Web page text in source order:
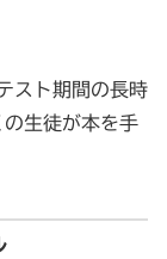
スト期間の長時
生徒が本を手